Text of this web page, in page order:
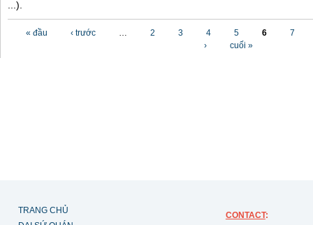
...).
Các trang
« đầu ‹ trước … 2 3 4 5 6
7
›
cuối »
TRANG CHỦ
CONTACT: